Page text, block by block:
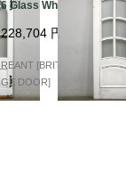
6 Glass White
228,704 円
REANT [BRITISH VINTA
GE DOOR]